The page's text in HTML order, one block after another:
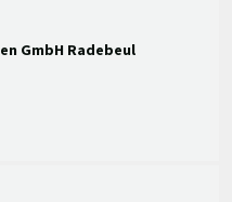
GmbH Radebeul